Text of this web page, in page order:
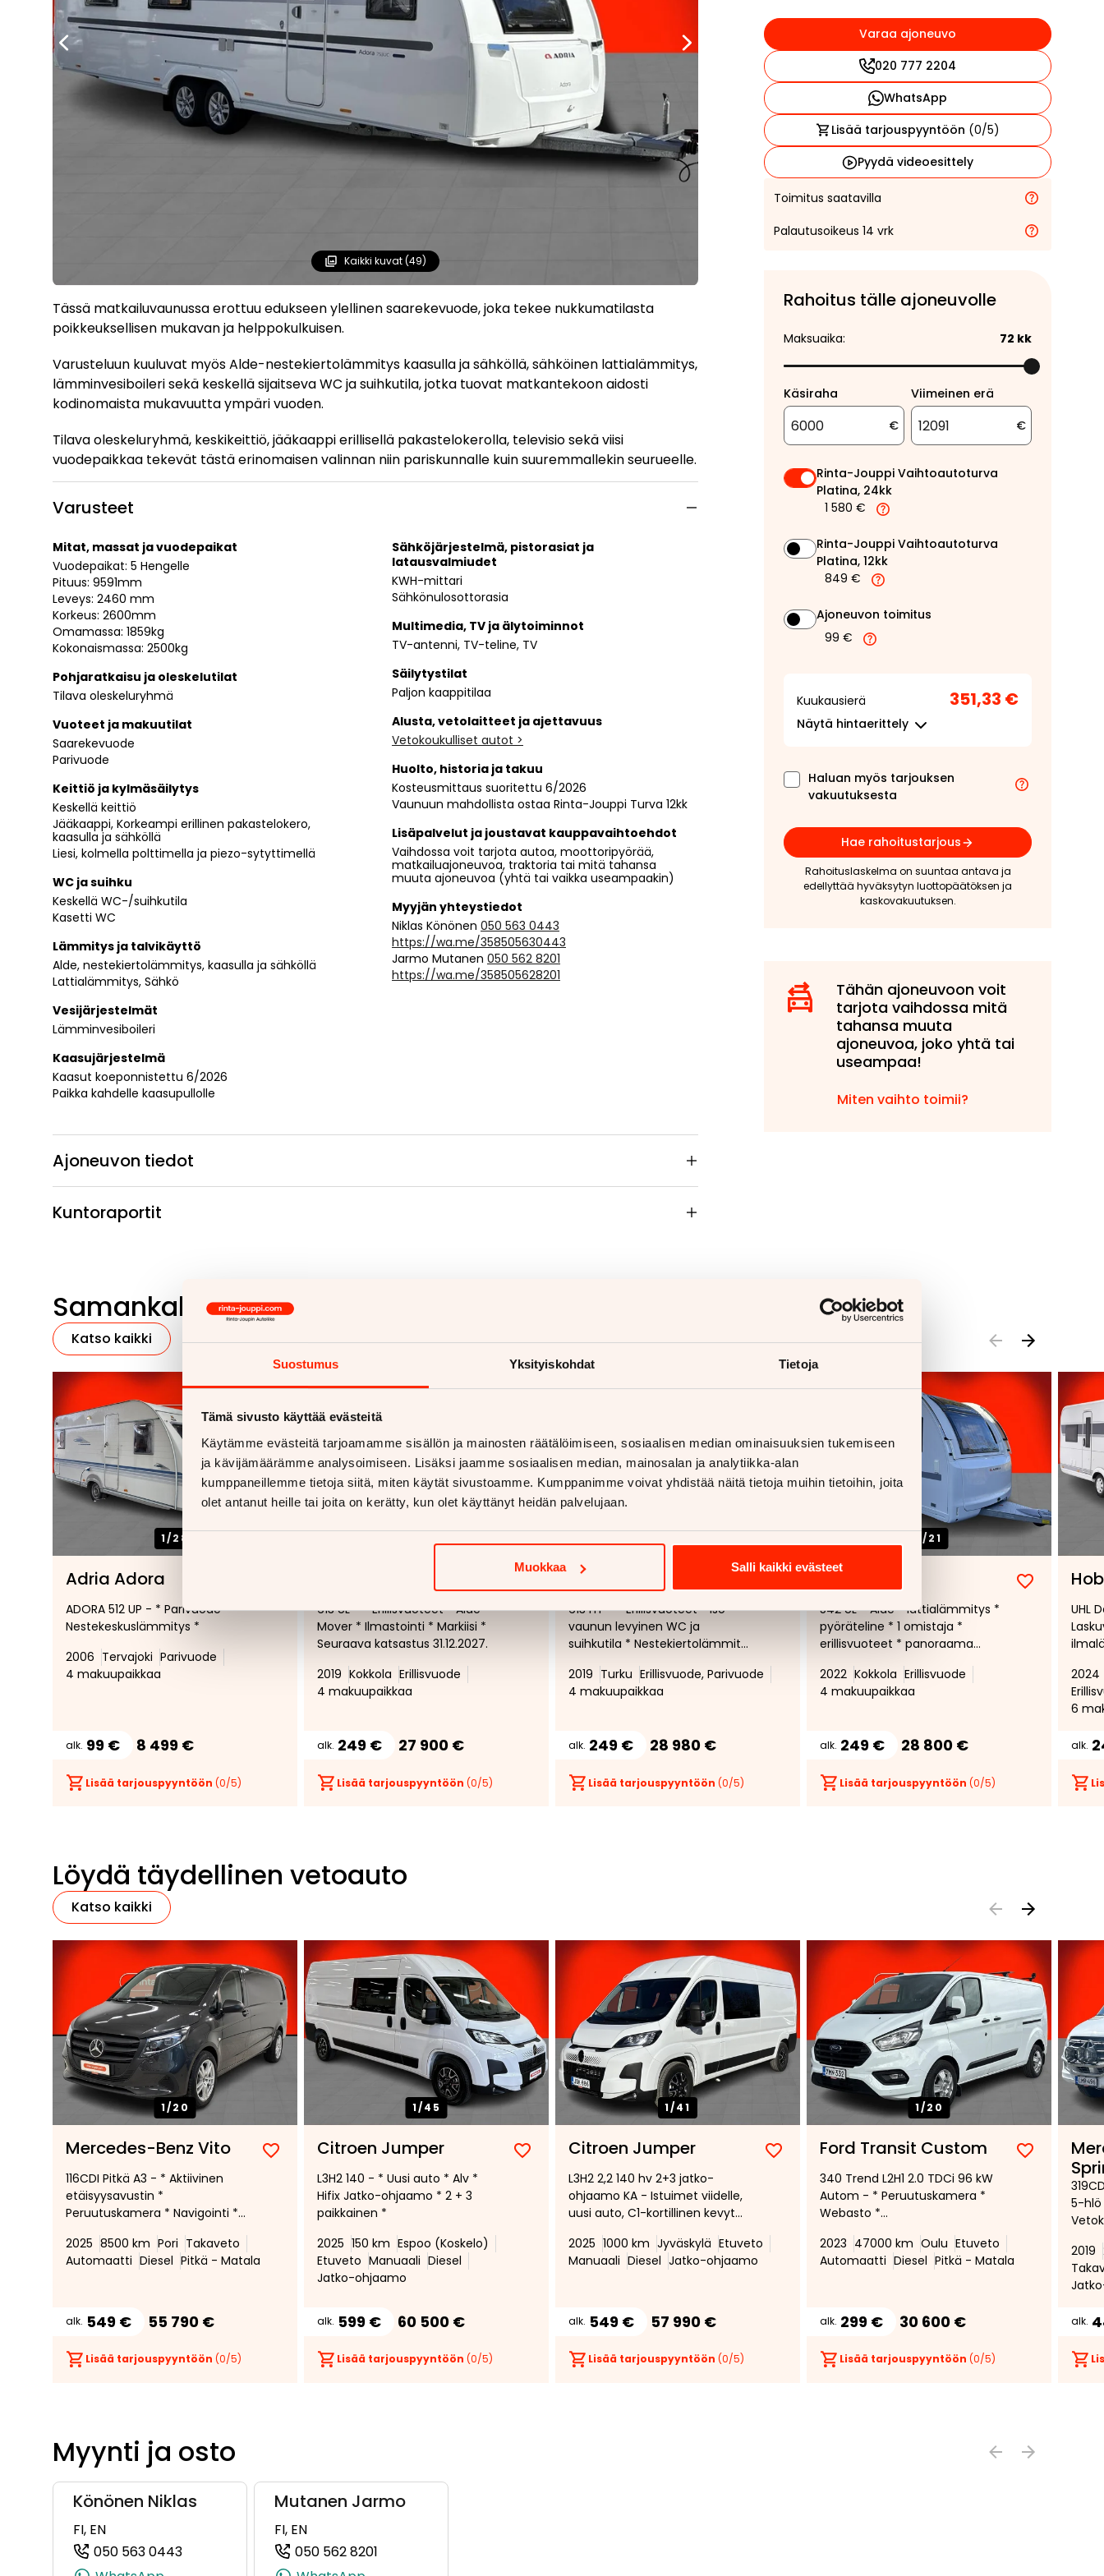
Suostumus Yksityiskohdat Tietoja
Tämä sivusto käyttää evästeitä
Käytämme evästeitä tarjoamamme sisällön ja mainosten räätälöimiseen, sosiaalisen median ominaisuuksien tukemiseen
ja kävijämäärämme analysoimiseen. Lisäksi jaamme sosiaalisen median, mainosalan ja analytiikka-alan
kumppaneillemme tietoja siitä, miten käytät sivustoamme. Kumppanimme voivat yhdistää näitä tietoja muihin tietoihin, joita
olet antanut heille tai joita on kerätty, kun olet käyttänyt heidän palvelujaan.
Muokkaa Salli kaikki evästeet
Kaikki kuvat (49)
Tässä matkailuvaunussa erottuu edukseen ylellinen saarekevuode, joka tekee nukkumatilasta
poikkeuksellisen mukavan ja helppokulkuisen.
Varusteluun kuuluvat myös Alde-nestekiertolämmitys kaasulla ja sähköllä, sähköinen lattialämmitys,
lämminvesiboileri sekä keskellä sijaitseva WC ja suihkutila, jotka tuovat matkantekoon aidosti
kodinomaista mukavuutta ympäri vuoden.
Tilava oleskeluryhmä, keskikeittiö, jääkaappi erillisellä pakastelokerolla, televisio sekä viisi
vuodepaikkaa tekevät tästä erinomaisen valinnan niin pariskunnalle kuin suuremmallekin seurueelle.
Varusteet
Mitat, massat ja vuodepaikat
Vuodepaikat: 5 Hengelle
Pituus: 9591mm
Leveys: 2460 mm
Korkeus: 2600mm
Omamassa: 1859kg
Kokonaismassa: 2500kg
Pohjaratkaisu ja oleskelutilat
Tilava oleskeluryhmä
Vuoteet ja makuutilat
Saarekevuode
Parivuode
Keittiö ja kylmäsäilytys
Keskellä keittiö
Jääkaappi, Korkeampi erillinen pakastelokero,
kaasulla ja sähköllä
Liesi, kolmella polttimella ja piezo-sytyttimellä
WC ja suihku
Keskellä WC-/suihkutila
Kasetti WC
Lämmitys ja talvikäyttö
Alde, nestekiertolämmitys, kaasulla ja sähköllä
Lattialämmitys, Sähkö
Vesijärjestelmät
Lämminvesiboileri
Kaasujärjestelmä
Kaasut koeponnistettu 6/2026
Paikka kahdelle kaasupullolle
Sähköjärjestelmä, pistorasiat ja
latausvalmiudet
KWH-mittari
Sähkönulosottorasia
Multimedia, TV ja älytoiminnot
TV-antenni, TV-teline, TV
Säilytystilat
Paljon kaappitilaa
Alusta, vetolaitteet ja ajettavuus
Vetokoukulliset autot >
Huolto, historia ja takuu
Kosteusmittaus suoritettu 6/2026
Vaunuun mahdollista ostaa Rinta-Jouppi Turva 12kk
Lisäpalvelut ja joustavat kauppavaihtoehdot
Vaihdossa voit tarjota autoa, moottoripyörää,
matkailuajoneuvoa, traktoria tai mitä tahansa
muuta ajoneuvoa (yhtä tai vaikka useampaakin)
Myyjän yhteystiedot
Niklas Könönen 050 563 0443
https://wa.me/358505630443
Jarmo Mutanen 050 562 8201
https://wa.me/358505628201
Ajoneuvon tiedot
Kuntoraportit
Varaa ajoneuvo
020 777 2204
WhatsApp
Lisää tarjouspyyntöön (0/5)
Pyydä videoesittely
Toimitus saatavilla
Palautusoikeus 14 vrk
Rahoitus tälle ajoneuvolle
Maksuaika: 72 kk
Käsiraha
€
Viimeinen erä
€
Rinta-Jouppi Vaihtoautoturva
Platina, 24kk
1 580 €
Rinta-Jouppi Vaihtoautoturva
Platina, 12kk
849 €
Ajoneuvon toimitus
99 €
Kuukausierä 351,33 €
Näytä hintaerittely
Haluan myös tarjouksen
vakuutuksesta
Hae rahoitustarjous
Rahoituslaskelma on suuntaa antava ja
edellyttää hyväksytyn luottopäätöksen ja
kaskovakuutuksen.
Tähän ajoneuvoon voit
tarjota vaihdossa mitä
tahansa muuta
ajoneuvoa, joko yhtä tai
useampaa!
Miten vaihto toimii?
Samankaltaisia ajoneuvoja
Katso kaikki
1/28
Adria Adora
suosikiksi
suosikeista
ADORA 512 UP - * Parivuode *
Nestekeskuslämmitys *
2006 Tervajoki Parivuode
4 makuupaikkaa
alk. 99 € 8 499 €
Lisää tarjouspyyntöön (0/5)
Lisää
suosikiksi
Poista
suosikeista
613 UL - * Erillisvuoteet * Alde *
Mover * Ilmastointi * Markiisi *
Seuraava katsastus 31.12.2027.
2019 Kokkola Erillisvuode
4 makuupaikkaa
alk. 249 € 27 900 €
Lisää tarjouspyyntöön (0/5)
Adria Adora
Lisää
suosikiksi
Poista
suosikeista
613 HT - * Erillisvuoteet * Iso
vaunun levyinen WC ja
suihkutila * Nestekiertolämmitys
2019 Turku Erillisvuode, Parivuode
4 makuupaikkaa
alk. 249 € 28 980 €
Lisää tarjouspyyntöön (0/5)
1/21
Adria Adora
Lisää
suosikiksi
Poista
542 UL - Alde * lattialämmitys *
pyöräteline * 1 omistaja *
erillisvuoteet * panoraama
katsastus vasta 12.2027
2022 Kokkola Erillisvuode
4 makuupaikkaa
alk. 249 € 28 800 €
Lisää tarjouspyyntöön (0/5)
UHL
2024
6
alk.
Löydä täydellinen vetoauto
Katso kaikki
1/20
Mercedes-Benz Vito
Lisää
suosikiksi
Poista
suosikeista
116CDI Pitkä A3 - * Aktiivinen
etäisyysavustin *
Peruutuskamera * Navigointi *
voimassa! *
2025 8500 km Pori Takaveto
Automaatti Diesel Pitkä - Matala
alk. 549 € 55 790 €
Lisää tarjouspyyntöön (0/5)
1/45
Citroen Jumper
Lisää
suosikiksi
Poista
suosikeista
L3H2 140 - * Uusi auto * Alv *
Hifix Jatko-ohjaamo * 2 + 3
paikkainen *
2025 150 km Espoo (Koskelo)
Etuveto Manuaali Diesel
Jatko-ohjaamo
alk. 599 € 60 500 €
Lisää tarjouspyyntöön (0/5)
1/41
Citroen Jumper
Lisää
suosikiksi
Poista
suosikeista
L3H2 2,2 140 hv 2+3 jatko-
ohjaamo KA - Istuimet viidelle,
uusi auto, C1-kortillinen kevyt
sisustus, Alv.vähennyskelpoinen,
Vetokoukku
2025 1000 km Jyväskylä Etuveto
Manuaali Diesel Jatko-ohjaamo
alk. 549 € 57 990 €
Lisää tarjouspyyntöön (0/5)
1/20
Ford Transit Custom
Lisää
suosikiksi
Poista
340 Trend L2H1 2.0 TDCi 96 kW
Autom - * Peruutuskamera *
Webasto *
renkaat * Ilmastointi *
2023 47000 km Oulu Etuveto
Automaatti Diesel Pitkä - Matala
alk. 299 € 30 600 €
Lisää tarjouspyyntöön (0/5)
5-
2019
alk.
Myynti ja osto
Könönen Niklas
FI, EN
050 563 0443
(+358505630443, 0505630443, +358 50 563 0443)
Mutanen Jarmo
FI, EN
050 562 8201